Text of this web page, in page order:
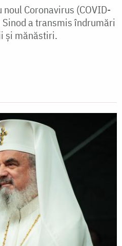
Coronavirus (COVID-
a transmis îndrumări
și mănăstiri.